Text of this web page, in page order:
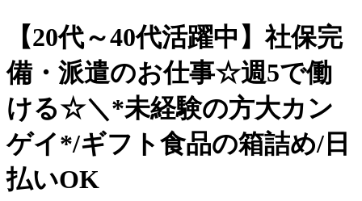
【20代～40代活躍中】社保完
備・派遣のお仕事☆週5で働
ける☆＼*未経験の方大カン
ゲイ*/ギフト食品の箱詰め/日
払いOK